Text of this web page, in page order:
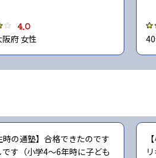
4.0
府 女性
時の通塾】合格できたのです
です（小学4〜6年時に子ども